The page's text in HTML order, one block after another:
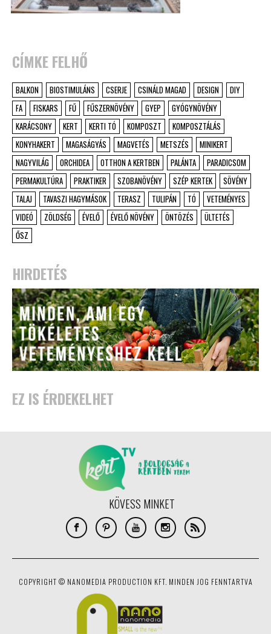
CÍMKE FELHŐ
BALKON BIOSTIMULÁNS CSERJE CSINÁLD MAGAD DESIGN
DIY
FA
FISKARS FŰ FŰSZERNÖVÉNY GYEP
GYÓGYNÖVÉNY
KARÁCSONY
KERT KERTI TÓ KOMPOSZT
KOMPOSZTÁLÁS
KONYHAKERT
MAGASÁGYÁS MAGVETÉS METSZÉS
MINIKERT
NAGYVILÁG
ORCHIDEA OTTHON A KERTBEN PALÁNTA
PARADICSOM
PERMAKULTÚRA
PRAKTIKER SZOBANÖVÉNY SZÉP KERTEK
SÖVÉNY
TALAJ
TAVASZI HAGYMÁSOK TERASZ TULIPÁN TÓ
VETEMÉNYES
VIDEÓ
ZÖLDSÉG ÉVELŐ ÉVELŐ NÖVÉNY ÖNTÖZÉS
ÜLTETÉS
ŐSZ
HIRDETÉS
EZ IS ÉRDEKELHET
KÖVESS MINKET
COPYRIGHT © NANOMEDIA PRODUCTION KFT. MINDEN JOG FENNTARTVA